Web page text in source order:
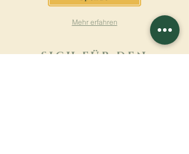
Mehr erfahren
SICH FÜR DEN